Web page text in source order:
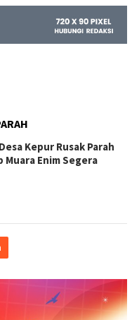
Kepur Rusak Parah
Muara Enim Segera